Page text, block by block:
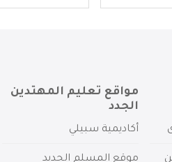
مواقع تعليم المهتدين
الجدد
أكاديمية سبيلي
موقع المسلم الجديد